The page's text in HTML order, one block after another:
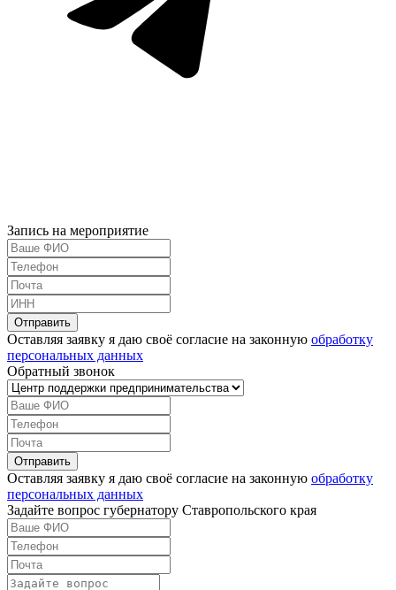
Запись на мероприятие
Оставляя заявку я даю своё согласие на законную обработку
персональных данных
Обратный звонок
Оставляя заявку я даю своё согласие на законную обработку
персональных данных
Задайте вопрос губернатору Ставропольского края